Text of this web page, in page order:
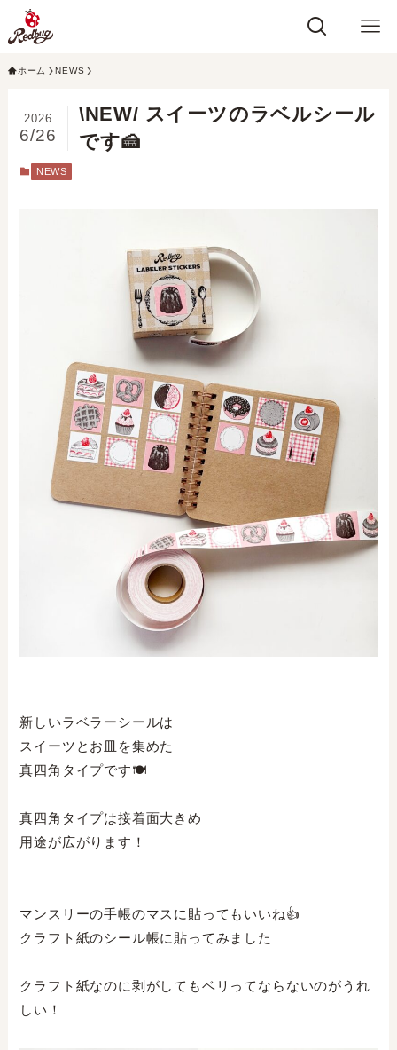
ホーム NEWS
\NEW/ スイーツのラベルシール
です🍰⁣
2026
6/26
NEWS
新しいラベラーシールは⁣
スイーツとお皿を集めた⁣
真四角タイプです🍽️⁣
真四角タイプは接着面大きめ⁣
用途が広がります！⁣
マンスリーの手帳のマスに貼ってもいいね👍⁣
クラフト紙のシール帳に貼ってみました⁣
クラフト紙なのに剥がしてもベリってならないのがうれ
しい！⁣